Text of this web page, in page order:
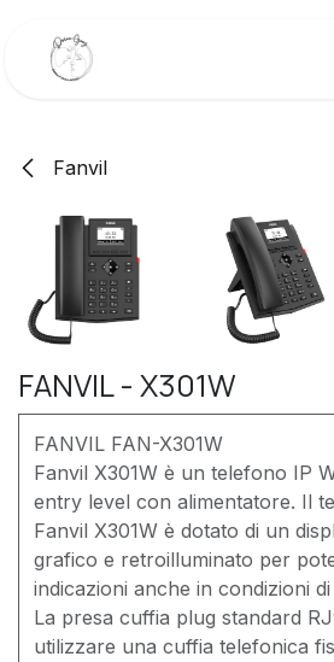
Fanvil
FANVIL - X301W
FANVIL FAN-X301W
Fanvil X301W è un telefono IP
entry level con alimentatore. Il
Fanvil X301W è dotato di un
grafico e retroilluminato per
indicazioni anche in condizioni
La presa cuffia plug standard
utilizzare una cuffia telefonica